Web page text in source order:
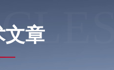
文章